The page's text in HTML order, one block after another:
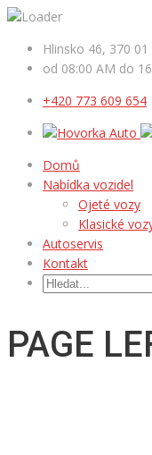
Hlinsko 46, 370
od 08:00 AM do
+420 773 609 654
Domů
Nabídka vozidel
Ojeté vozy
Klasické
Autoservis
Kontakt
PAGE